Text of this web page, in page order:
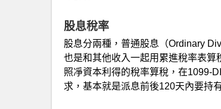
股息稅率
股息分兩種，普通股息（Ordinary
也是和其他收入一起用累進稅率表
照凈資本利得的稅率算稅，在1099-
求，基本就是派息前後120天內要持